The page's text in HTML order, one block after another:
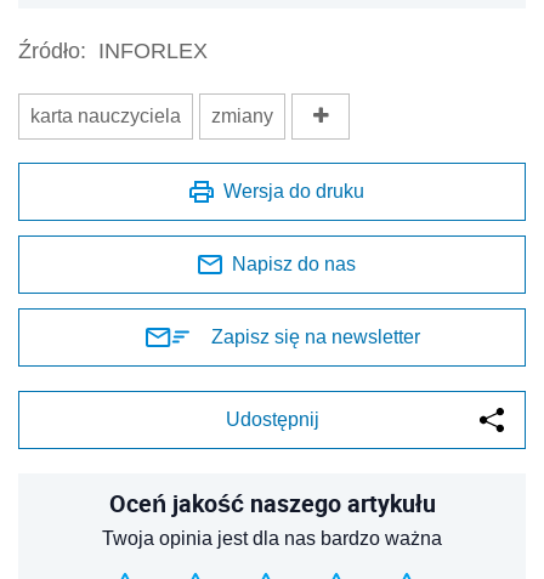
Źródło: INFORLEX
karta nauczyciela zmiany
Wersja do druku
Napisz do nas
Zapisz się na newsletter
Udostępnij
Oceń jakość naszego artykułu
Twoja opinia jest dla nas bardzo ważna